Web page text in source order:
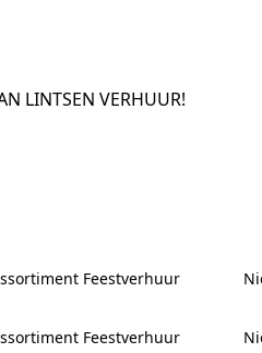
LINTSEN VERHUUR!
Feestverhuur
Feestverhuur